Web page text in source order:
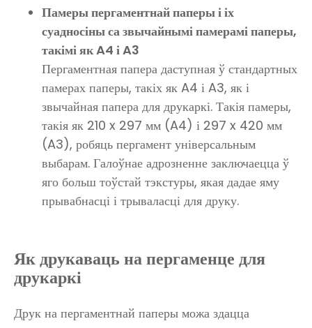
Памеры пергаментнай паперы і іх
суадносіны са звычайнымі памерамі паперы,
такімі як A4 і A3
Пергаментная папера даступная ў стандартных
памерах паперы, такіх як A4 і A3, як і
звычайная папера для друкаркі. Такія памеры,
такія як 210 x 297 мм (A4) і 297 x 420 мм
(A3), робяць пергамент універсальным
выбарам. Галоўнае адрозненне заключаецца ў
яго больш тоўстай тэкстуры, якая дадае яму
прывабнасці і трываласці для друку.
Як друкаваць на пергаменце для
друкаркі
Друк на пергаментнай паперы можа здацца